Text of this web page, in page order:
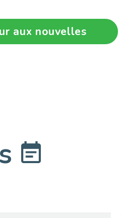
aux nouvelles